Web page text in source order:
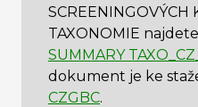
SCREENINGOVÝCH
TAXONOMIE
SUMMARY
dokument je ke
CZGBC.